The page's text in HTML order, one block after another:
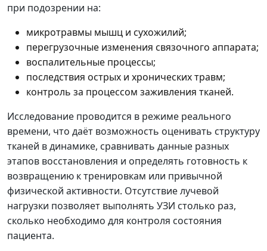
при подозрении на:
микротравмы мышц и сухожилий;
перегрузочные изменения связочного аппарата;
воспалительные процессы;
последствия острых и хронических травм;
контроль за процессом заживления тканей.
Исследование проводится в режиме реального
времени, что даёт возможность оценивать структуру
тканей в динамике, сравнивать данные разных
этапов восстановления и определять готовность к
возвращению к тренировкам или привычной
физической активности. Отсутствие лучевой
нагрузки позволяет выполнять УЗИ столько раз,
сколько необходимо для контроля состояния
пациента.